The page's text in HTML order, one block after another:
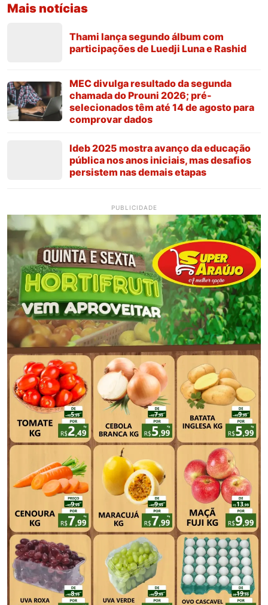
Mais notícias
Thami lança segundo álbum com
participações de Luedji Luna e Rashid
MEC divulga resultado da segunda
chamada do Prouni 2026; pré-
selecionados têm até 14 de agosto para
comprovar dados
Ideb 2025 mostra avanço da educação
pública nos anos iniciais, mas desafios
persistem nas demais etapas
PUBLICIDADE